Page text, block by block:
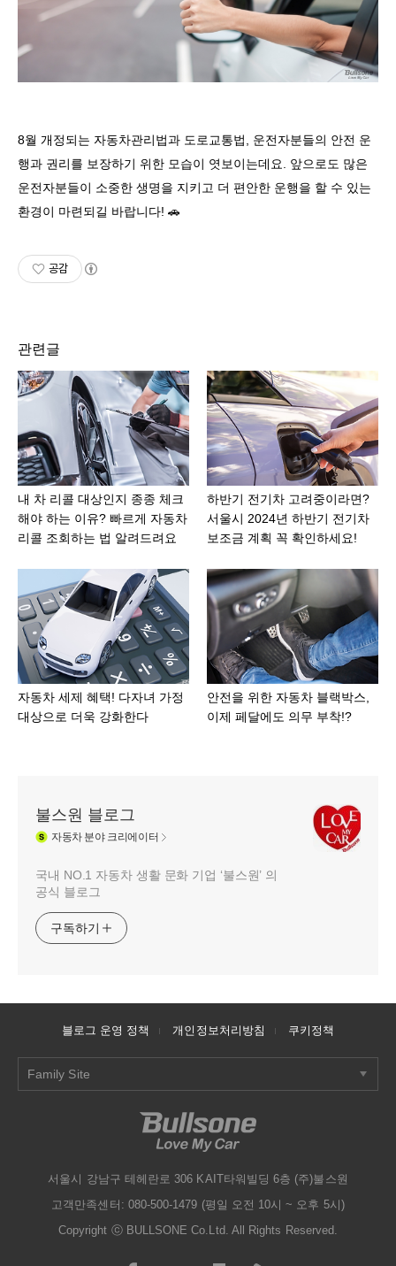
8월 개정되는 자동차관리법과 도로교통법
운전자분들의 안전 운
행과 권리를 보장하기 위한 모습이 엿보이는데요
앞으로도 많은
운전자분들이 소중한 생명을 지키고 더 편안한 운행을 할 수 있는
환경이 마련되길 바랍니다! 🚗
공감
관련글
내 차 리콜 대상인지 종종 체크
해야 하는 이유? 빠르게 자동차
리콜 조회하는 법 알려드려요
하반기 전기차 고려중이라면?
서울시 2024년 하반기 전기차
보조금 계획 꼭 확인하세요!
자동차 세제 혜택! 다자녀 가정
대상으로 더욱 강화한다
안전을 위한 자동차 블랙박스,
이제 페달에도 의무 부착!?
불스원 블로그
자동차분야 크리에이터
국내 NO.1 자동차 생활 문화 기업 ‘불스원’ 의
공식 블로그
구독하기
블로그 운영 정책 개인정보처리방침 쿠키정책
서울시 강남구 테헤란로 306 KAIT타워빌딩 6층 (주)불스원
고객만족센터: 080-500-1479 (평일 오전 10시 ~ 오후 5시)
Copyright ⓒ BULLSONE Co.Ltd. All Rights Reserved.
Family Site